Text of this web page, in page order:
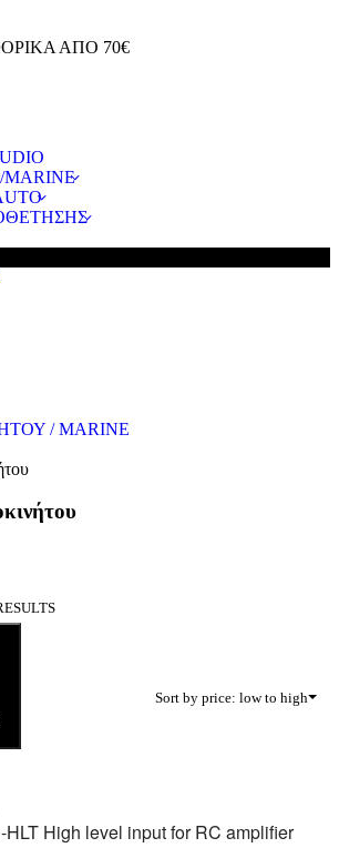
ΑΠΟ 70€
/ MARINE
Sort by price: low to high
High level input for RC amplifier